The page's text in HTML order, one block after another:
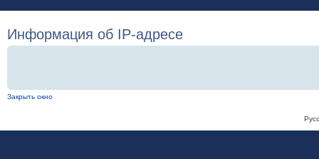
Информация об IP-адресе
Закрыть окно